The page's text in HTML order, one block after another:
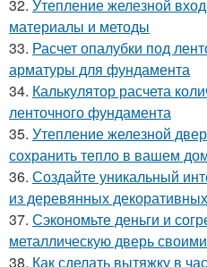
32. Утепление железной
материалы и методы
33. Расчет опалубки под
арматуры для фундамента
34. Калькулятор расчета
ленточного фундамента
35. Утепление железной
сохранить тепло в вашем
36. Создайте уникальный
из деревянных
37. Сэкономьте деньги и
металлическую дверь
38. Как сделать вытяжку в